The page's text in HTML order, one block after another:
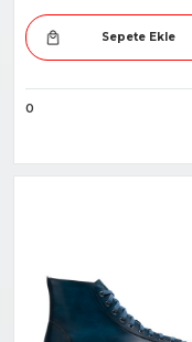
Sepete Ekle
0